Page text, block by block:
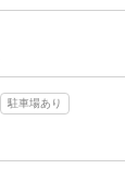
駐車場あり